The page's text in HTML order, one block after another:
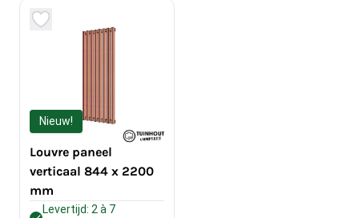
Nieuw!
Louvre paneel
verticaal 844 x 2200
mm
Levertijd: 2 à 7